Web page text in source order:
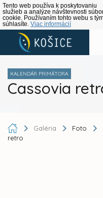
Tento web používa k poskytovaniu
služieb a analýze návštevnosti
cookie. Používaním tohto webu s
súhlasíte. Viac informácií
KALENDÁR PRIMÁTORA
Cassovia
Galéria Foto
retro